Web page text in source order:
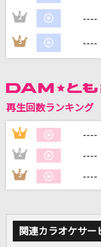
カラ
2 ----
3 ----
再生回数ランキング
1 ----
2 ----
3 ----
関連カラオケサー